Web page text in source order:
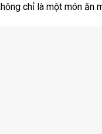
chỉ là một món